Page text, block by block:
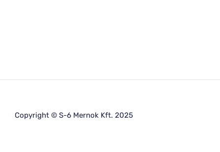
Copyright © S-6 Mernok Kft. 2025